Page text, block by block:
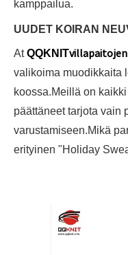
kamppailua.
UUDET KOIRAN
AtQQKNIT
valikoima muodikkaita
koossa.Meillä on
päättäneet tarjota vain
varustamiseen.Mikä
erityinen "Holiday